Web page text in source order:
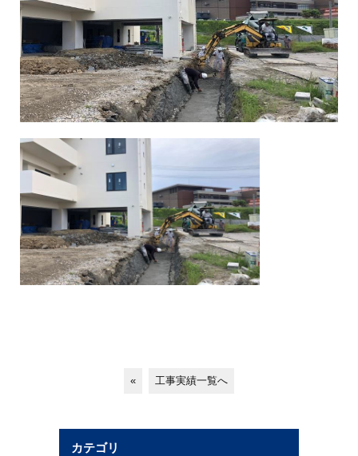
« 工事実績一覧へ
カテゴリ